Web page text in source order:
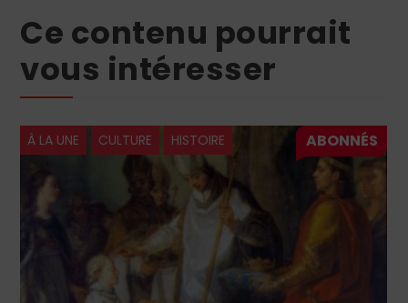
Ce contenu pourrait
vous intéresser
À LA UNE CULTURE HISTOIRE